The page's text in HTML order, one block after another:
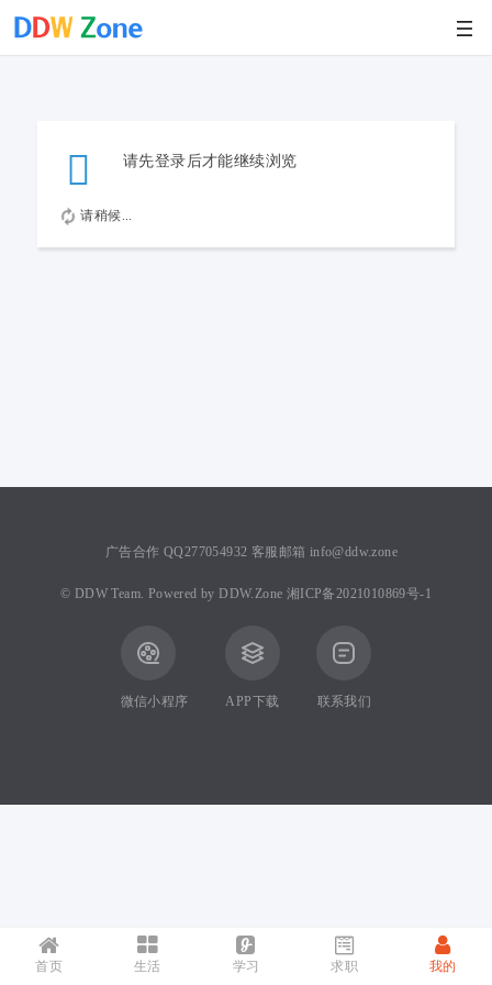
请先登录后才能继续浏览
请稍候...
首页 生活 学习 求职 我的
广告合作 QQ277054932 客服邮箱 info@ddw.zone
© DDW Team. Powered byDDW.Zone 湘ICP备2021010869号-1
微信小程序 APP下载 联系我们